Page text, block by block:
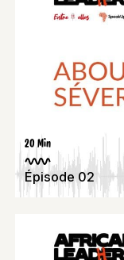
20 Min
Épisode 02